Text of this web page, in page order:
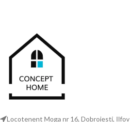
Locotenent Moga nr 16, Dobroiesti, Ilfov